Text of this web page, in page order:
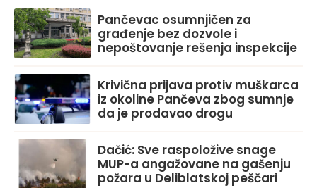
Pančevac osumnjičen za
građenje bez dozvole i
nepoštovanje rešenja inspekcije
Krivična prijava protiv muškarca
iz okoline Pančeva zbog sumnje
da je prodavao drogu
Dačić: Sve raspoložive snage
MUP-a angažovane na gašenju
požara u Deliblatskoj peščari